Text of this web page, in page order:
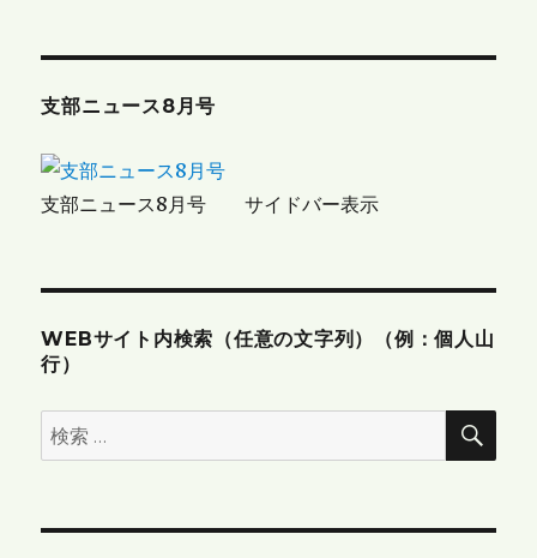
ゲ
ー
シ
ョ
支部ニュース8月号
支部ニュース8月号 サイドバー表示
WEBサイト内検索（任意の文字列）（例：個人山
行）
検
索:
検